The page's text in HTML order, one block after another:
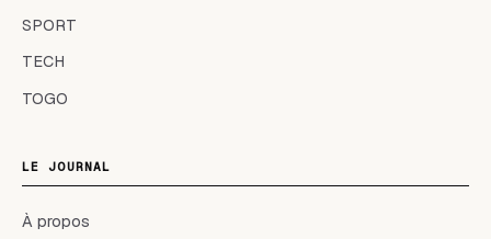
SPORT
TECH
TOGO
LE JOURNAL
À propos